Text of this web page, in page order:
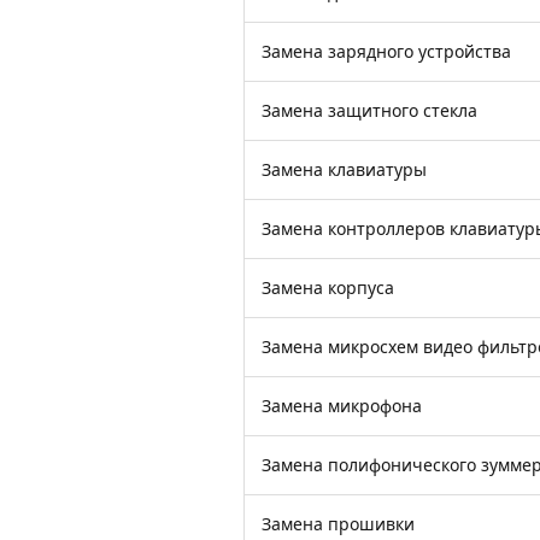
Замена зарядного устройства
Замена защитного стекла
Замена клавиатуры
Замена контроллеров
Замена корпуса
Замена микросхем видео
Замена микрофона
Замена полифонического
Замена прошивки